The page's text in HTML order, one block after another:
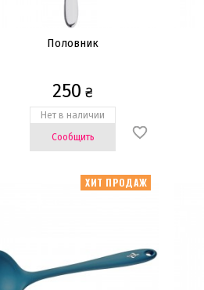
Половник
250 ₴
Нет в наличии
Сообщить
ХИТ ПРОДАЖ